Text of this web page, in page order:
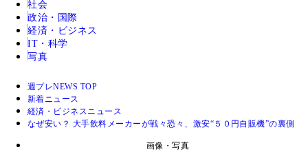
社会
政治・国際
経済・ビジネス
IT・科学
写真
週プレNEWS TOP
新着ニュース
経済・ビジネスニュース
なぜ安い？ 大手飲料メーカーが戦々恐々、激安“５０円自販機”の裏側
画像・写真